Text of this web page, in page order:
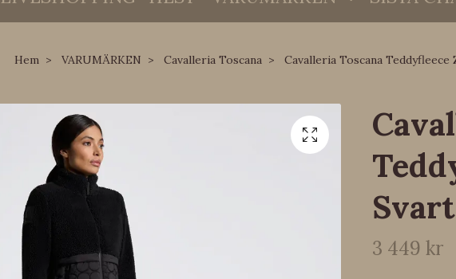
Hem VARUMÄRKEN Cavalleria Toscana Cavalleria Toscana Teddyfleece
Svart
3 449 kr